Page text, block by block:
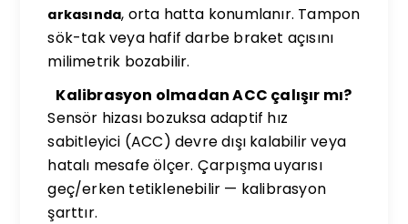
arkasında, orta hatta konumlanır. Tampon
sök-tak veya hafif darbe braket açısını
milimetrik bozabilir.
Kalibrasyon olmadan ACC çalışır mı?
Sensör hizası bozuksa adaptif hız
sabitleyici (ACC) devre dışı kalabilir veya
hatalı mesafe ölçer. Çarpışma uyarısı
geç/erken tetiklenebilir — kalibrasyon
şarttır.